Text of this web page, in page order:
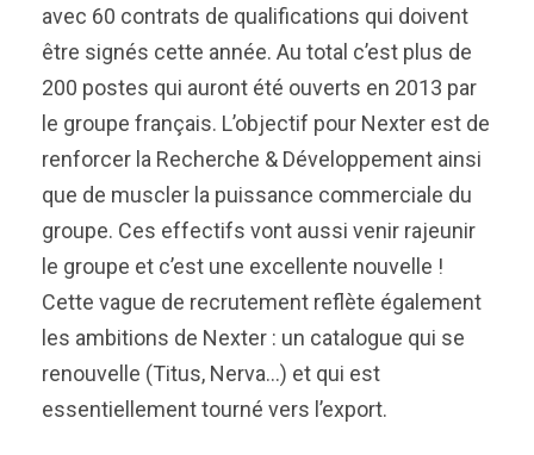
avec 60 contrats de qualifications qui doivent
être signés cette année. Au total c’est plus de
200 postes qui auront été ouverts en 2013 par
le groupe français. L’objectif pour Nexter est de
renforcer la Recherche & Développement ainsi
que de muscler la puissance commerciale du
groupe. Ces effectifs vont aussi venir rajeunir
le groupe et c’est une excellente nouvelle !
Cette vague de recrutement reflète également
les ambitions de Nexter : un catalogue qui se
renouvelle (Titus, Nerva…) et qui est
essentiellement tourné vers l’export.